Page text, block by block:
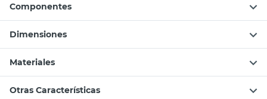
Componentes
Dimensiones
Materiales
Otras Características